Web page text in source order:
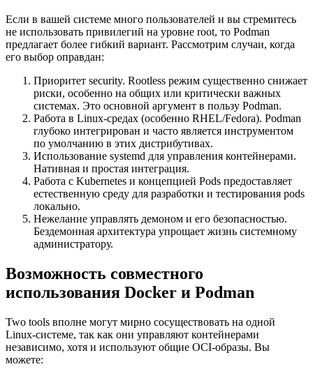
Если в вашей системе много пользователей и вы стремитесь
не использовать привилегий на уровне root, то Podman
предлагает более гибкий вариант. Рассмотрим случаи, когда
его выбор оправдан:
Приоритет security. Rootless режим существенно снижает
риски, особенно на общих или критически важных
системах. Это основной аргумент в пользу Podman.
Работа в Linux-средах (особенно RHEL/Fedora). Podman
глубоко интегрирован и часто является инструментом
по умолчанию в этих дистрибутивах.
Использование systemd для управления контейнерами.
Нативная и простая интеграция.
Работа с Kubernetes и концепцией Pods предоставляет
естественную среду для разработки и тестирования pods
локально.
Нежелание управлять демоном и его безопасностью.
Бездемонная архитектура упрощает жизнь системному
администратору.
Возможность совместного
использования Docker и Podman
Two tools вполне могут мирно сосуществовать на одной
Linux-системе, так как они управляют контейнерами
независимо, хотя и используют общие OCI-образы. Вы
можете: